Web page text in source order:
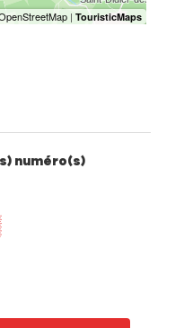
numéro(s)